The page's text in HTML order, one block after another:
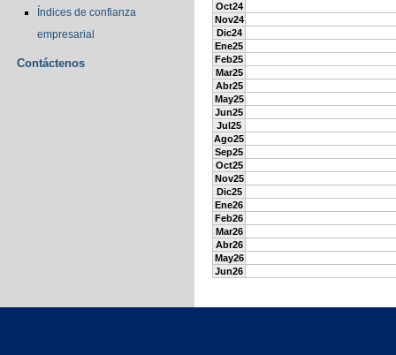
Índices de confianza
empresarial
Contáctenos
Oct24
Nov24
Dic24
Ene25
Feb25
Mar25
Abr25
May25
Jun25
Jul25
Ago25
Sep25
Oct25
Nov25
Dic25
Ene26
Feb26
Mar26
Abr26
May26
Jun26